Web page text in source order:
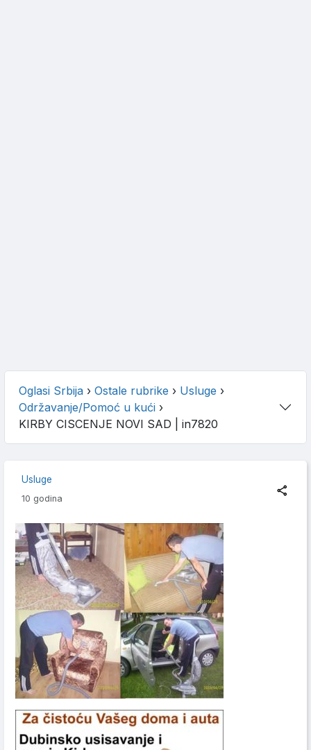
Oglasi Srbija › Ostale rubrike › Usluge ›
Održavanje/Pomoć u kući ›
KIRBY CISCENJE NOVI SAD | in7820
Usluge
10 godina